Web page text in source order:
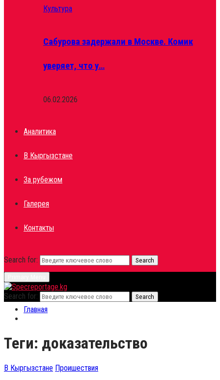
Культура
Сабурова задержали в Москве. Комик
уверяет, что у…
06.02.2026
Аналитика
В Кыргызстане
За рубежом
Галерея
Контакты
Search for: Search
Search for: Search
Главная
Теги: доказательство
В Кыргызстане Проишествия